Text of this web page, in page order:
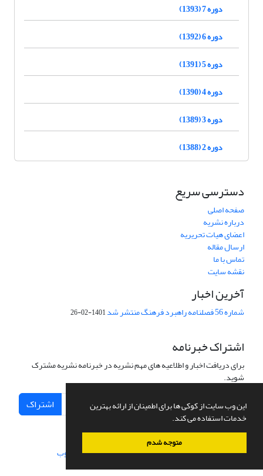
این وب سایت از کوکی ها برای اطمینان از ارائه بهترین
خدمات استفاده می کند.
متوجه شدم
دوره 7 (1393)
دوره 6 (1392)
دوره 5 (1391)
دوره 4 (1390)
دوره 3 (1389)
دوره 2 (1388)
دسترسی سریع
صفحه اصلی
درباره نشریه
اعضای هیات تحریریه
ارسال مقاله
تماس با ما
نقشه سایت
آخرین اخبار
شماره 56 فصلنامه راهبرد فرهنگ منتشر شد 1401-02-26
اشتراک خبرنامه
برای دریافت اخبار و اطلاعیه های مهم نشریه در خبرنامه نشریه مشترک
شوید.
اشتراک
سامانه مدیریت نشریات علمی.طراحی و پیاده سازی از سیناوب